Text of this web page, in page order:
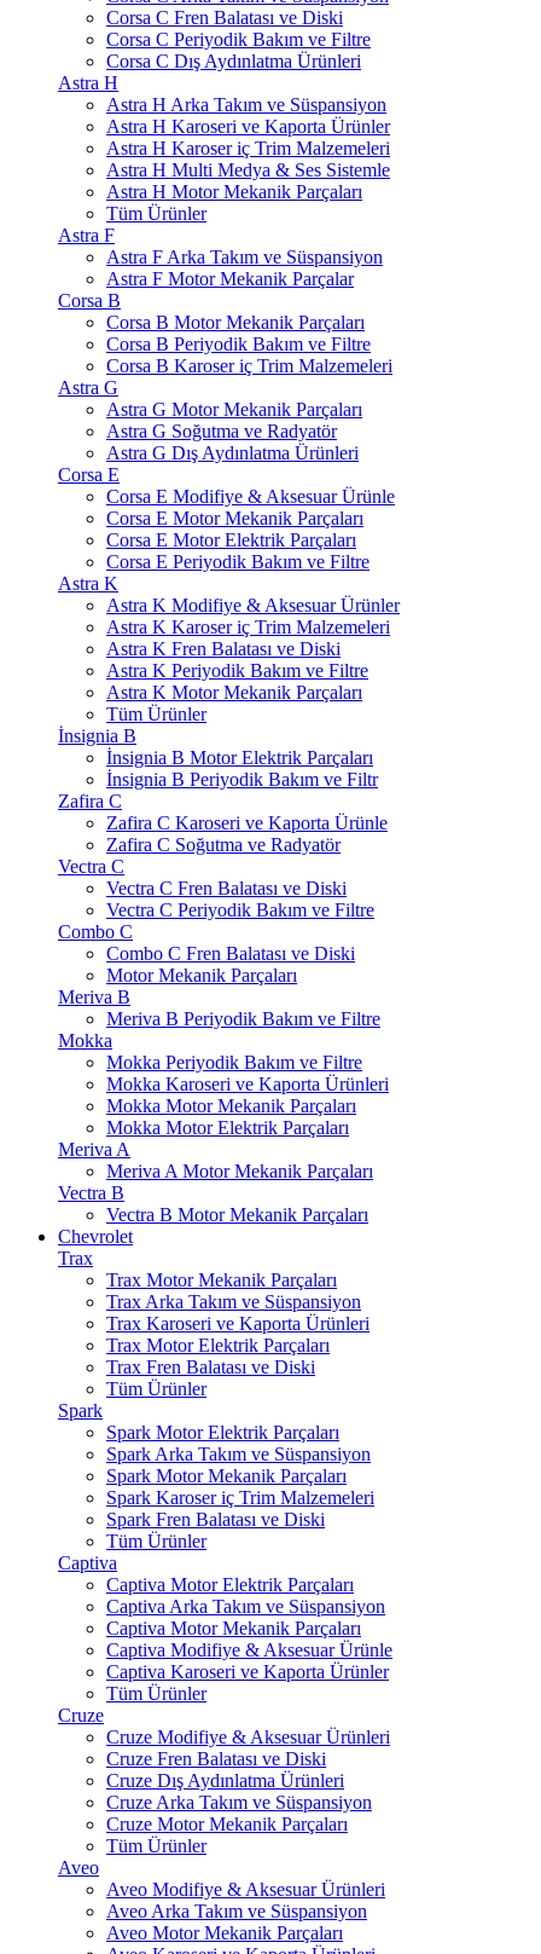
Corsa C Fren Balatası ve Diski
Corsa C Periyodik Bakım ve Filtre
Corsa C Dış Aydınlatma Ürünleri
Astra H
Astra H Arka Takım ve Süspansiyon
Astra H Karoseri ve Kaporta Ürünler
Astra H Karoser iç Trim Malzemeleri
Astra H Multi Medya & Ses Sistemle
Astra H Motor Mekanik Parçaları
Tüm Ürünler
Astra F
Astra F Arka Takım ve Süspansiyon
Astra F Motor Mekanik Parçalar
Corsa B
Corsa B Motor Mekanik Parçaları
Corsa B Periyodik Bakım ve Filtre
Corsa B Karoser iç Trim Malzemeleri
Astra G
Astra G Motor Mekanik Parçaları
Astra G Soğutma ve Radyatör
Astra G Dış Aydınlatma Ürünleri
Corsa E
Corsa E Modifiye & Aksesuar Ürünle
Corsa E Motor Mekanik Parçaları
Corsa E Motor Elektrik Parçaları
Corsa E Periyodik Bakım ve Filtre
Astra K
Astra K Modifiye & Aksesuar Ürünler
Astra K Karoser iç Trim Malzemeleri
Astra K Fren Balatası ve Diski
Astra K Periyodik Bakım ve Filtre
Astra K Motor Mekanik Parçaları
Tüm Ürünler
İnsignia B
İnsignia B Motor Elektrik Parçaları
İnsignia B Periyodik Bakım ve Filtr
Zafira C
Zafira C Karoseri ve Kaporta Ürünle
Zafira C Soğutma ve Radyatör
Vectra C
Vectra C Fren Balatası ve Diski
Vectra C Periyodik Bakım ve Filtre
Combo C
Combo C Fren Balatası ve Diski
Motor Mekanik Parçaları
Meriva B
Meriva B Periyodik Bakım ve Filtre
Mokka
Mokka Periyodik Bakım ve Filtre
Mokka Karoseri ve Kaporta Ürünleri
Mokka Motor Mekanik Parçaları
Mokka Motor Elektrik Parçaları
Meriva A
Meriva A Motor Mekanik Parçaları
Vectra B
Vectra B Motor Mekanik Parçaları
Chevrolet
Trax
Trax Motor Mekanik Parçaları
Trax Arka Takım ve Süspansiyon
Trax Karoseri ve Kaporta Ürünleri
Trax Motor Elektrik Parçaları
Trax Fren Balatası ve Diski
Tüm Ürünler
Spark
Spark Motor Elektrik Parçaları
Spark Arka Takım ve Süspansiyon
Spark Motor Mekanik Parçaları
Spark Karoser iç Trim Malzemeleri
Spark Fren Balatası ve Diski
Tüm Ürünler
Captiva
Captiva Motor Elektrik Parçaları
Captiva Arka Takım ve Süspansiyon
Captiva Motor Mekanik Parçaları
Captiva Modifiye & Aksesuar Ürünle
Captiva Karoseri ve Kaporta Ürünler
Tüm Ürünler
Cruze
Cruze Modifiye & Aksesuar Ürünleri
Cruze Fren Balatası ve Diski
Cruze Dış Aydınlatma Ürünleri
Cruze Arka Takım ve Süspansiyon
Cruze Motor Mekanik Parçaları
Tüm Ürünler
Aveo
Aveo Modifiye & Aksesuar Ürünleri
Aveo Arka Takım ve Süspansiyon
Aveo Motor Mekanik Parçaları